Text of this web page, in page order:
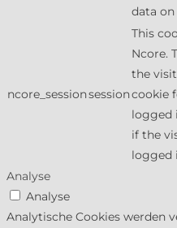
data
ncore_sessionsession
This
Ncore.
the
cookie
logged
if the
logged
Analyse
Analyse
Analytische Cookies werden